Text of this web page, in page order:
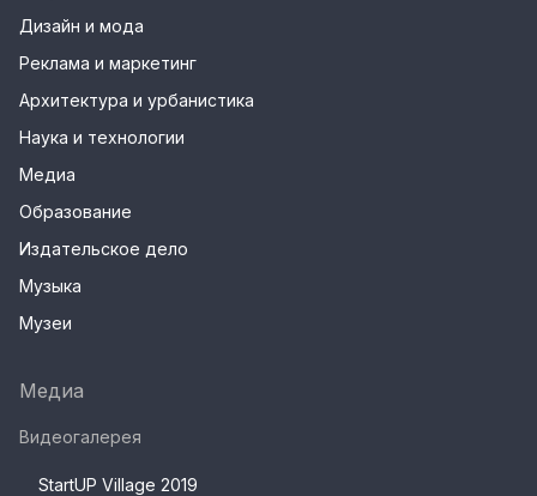
Дизайн и мода
Реклама и маркетинг
Архитектура и урбанистика
Наука и технологии
Медиа
Образование
Издательское дело
Музыка
Музеи
Медиа
Видеогалерея
StartUP Village 2019